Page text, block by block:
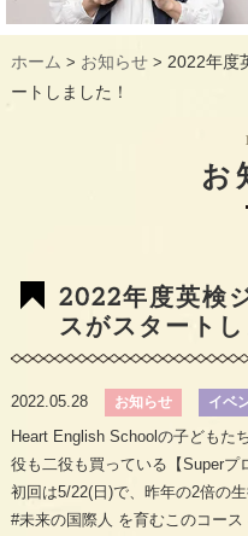
ギャラリー GALLERY
教室概要 INFORMATION
ホーム > お知らせ> 2022年度
ートしました！
お
2022年度英検
スがスタートし
2022.05.28 お知らせ イベ
Heart English Schoolの子どもた
役も二役も買っている【Superプ
初回は5/22(日)で、昨年の2倍の
#未来の国際人 を育むこのコース